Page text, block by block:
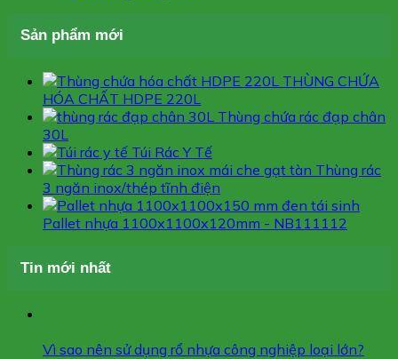
Sản phẩm mới
THÙNG CHỨA
HÓA CHẤT HDPE 220L
Thùng chứa rác đạp chân
30L
Túi Rác Y Tế
Thùng rác
3 ngăn inox/thép tĩnh điện
Pallet nhựa 1100x1100x120mm - NB111112
Tin mới nhất
Vì sao nên sử dụng rổ nhựa công nghiệp loại lớn?